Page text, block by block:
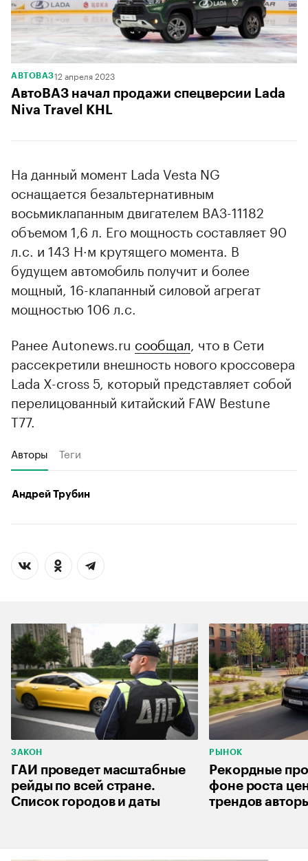
АВТОВАЗ12 апреля 2023
АвтоВАЗ начал продажи спецверсии Lada
Niva Travel KHL
На данный момент Lada Vesta NG
оснащается безальтернативным
восьмиклапанным двигателем ВАЗ-11182
объемом 1,6 л. Его мощность составляет 90
л.с. и 143 Н·м крутящего момента. В
будущем автомобиль получит и более
мощный, 16-клапанный силовой агрегат
мощностью 106 л.с.
Ранее Autonews.ru сообщал , что в Сети
рассекретили внешность нового кроссовера
Lada X-cross 5, который представляет собой
перелицованный китайский FAW Bestune
T77.
Авторы Теги
Андрей Трубин
ЗАКОН
ГАИ проведет масштабные
рейды по всей стране.
Список городов и даты
РЫНОК
Рекордные
фоне роста
трендов